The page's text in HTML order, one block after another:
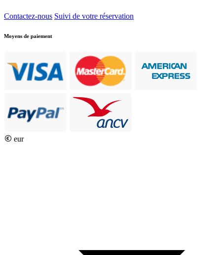
Contactez-nous Suivi de votre réservation
Moyens de paiement
eur